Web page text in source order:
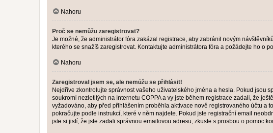
Nahoru
Proč se nemůžu zaregistrovat?
Je možné, že administrátor fóra zakázal registrace, aby zabránil novým
kterého se snažíš zaregistrovat. Kontaktujte administrátora fóra a požádejte ho o
Nahoru
Zaregistroval jsem se, ale nemůžu se přihlásit!
Nejdříve zkontrolujte správnost vašeho uživatelského jména a hesla. Pokud jsou
soukromí nezletilých na internetu COPPA a vy jste během registrace zadali, že
vyžadováno, aby před přihlášením proběhla aktivace nově registrovaného účtu a
pokračujte podle instrukcí, které v něm najdete. Pokud jste registrační email
jste si jistí, že jste zadali správnou emailovou adresu, zkuste s prosbou o pomoc